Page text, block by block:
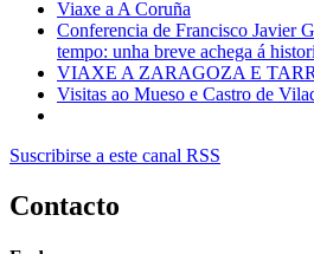
Viaxe a A Coruña
Conferencia de Francisco Javier
tempo: unha breve achega á
VIAXE A ZARAGOZA E
Visitas ao Mueso e Castro de
Suscribirse a este canal RSS
Contacto